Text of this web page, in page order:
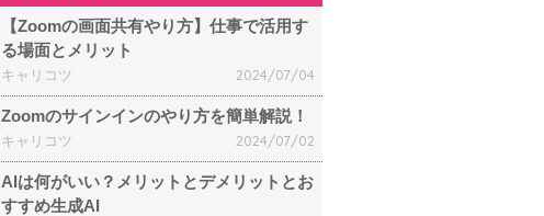
【Zoomの画面共有やり方】仕事で活用す
る場面とメリット
キャリコツ 2024/07/04
Zoomのサインインのやり方を簡単解説！
キャリコツ 2024/07/02
AIは何がいい？メリットとデメリットとお
すすめ生成AI